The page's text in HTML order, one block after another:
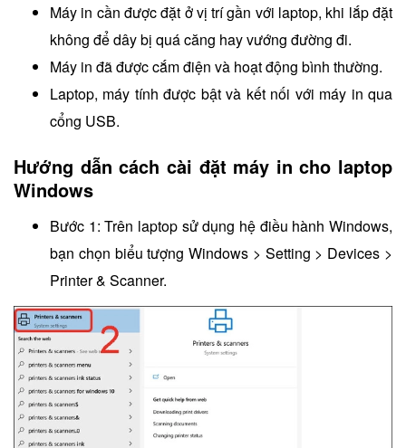
Máy in cần được đặt ở vị trí gần với laptop, khi lắp đặt
không để dây bị quá căng hay vướng đường đi.
Máy in đã được cắm điện và hoạt động bình thường.
Laptop, máy tính được bật và kết nối với máy in qua
cổng USB.
Hướng dẫn cách cài đặt máy in cho laptop
Windows
Bước 1: Trên laptop sử dụng hệ điều hành Windows,
bạn chọn biểu tượng Windows > Setting > Devices >
Printer & Scanner.